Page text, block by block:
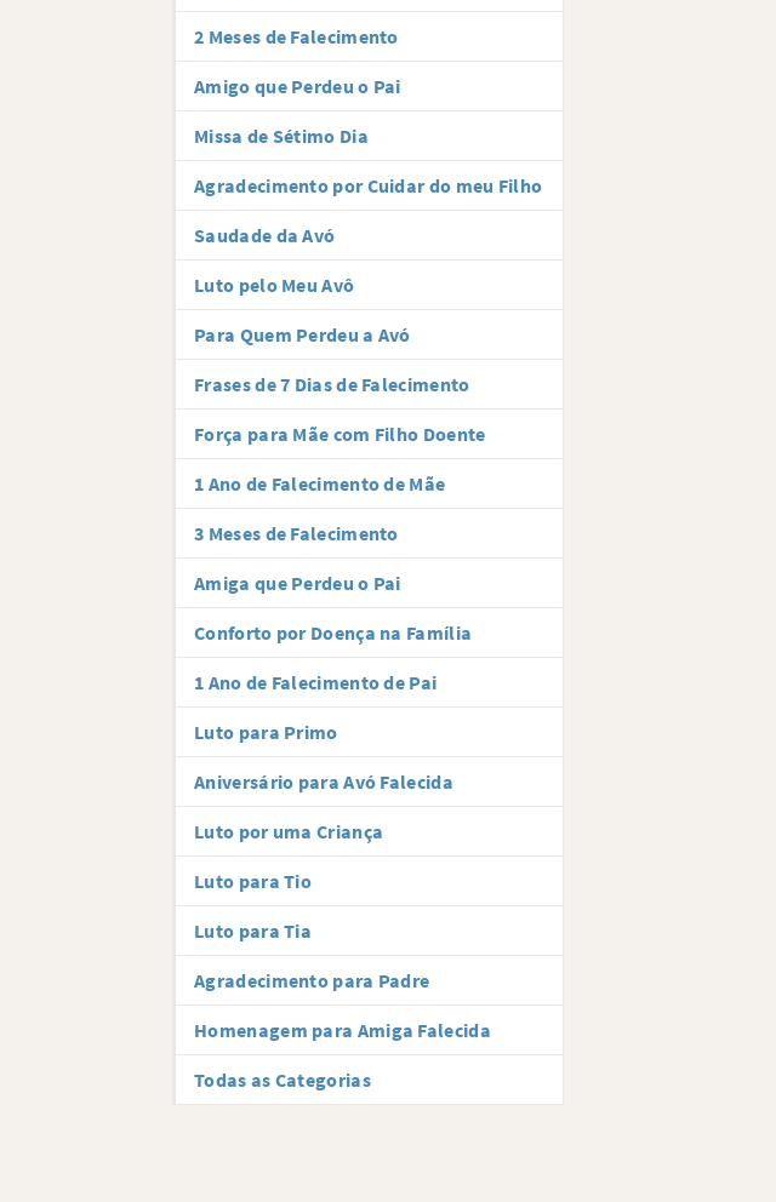
2 Meses de Falecimento
Amigo que Perdeu o Pai
Missa de Sétimo Dia
Agradecimento por Cuidar do meu Filho
Saudade da Avó
Luto pelo Meu Avô
Para Quem Perdeu a Avó
Frases de 7 Dias de Falecimento
Força para Mãe com Filho Doente
1 Ano de Falecimento de Mãe
3 Meses de Falecimento
Amiga que Perdeu o Pai
Conforto por Doença na Família
1 Ano de Falecimento de Pai
Luto para Primo
Aniversário para Avó Falecida
Luto por uma Criança
Luto para Tio
Luto para Tia
Agradecimento para Padre
Homenagem para Amiga Falecida
Todas as Categorias